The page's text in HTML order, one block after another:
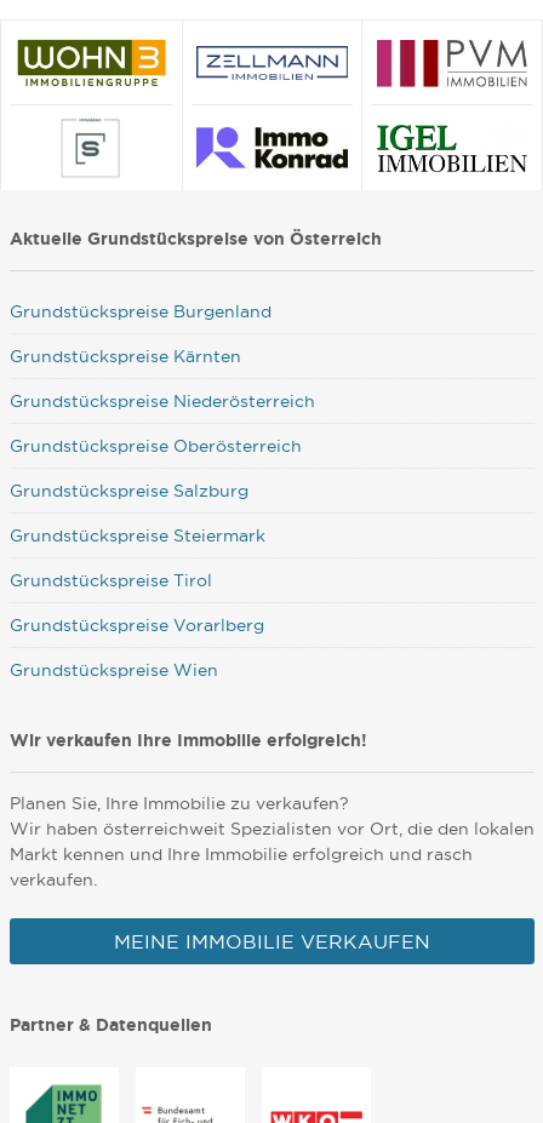
Aktuelle Grundstückspreise von Österreich
Grundstückspreise Burgenland
Grundstückspreise Kärnten
Grundstückspreise Niederösterreich
Grundstückspreise Oberösterreich
Grundstückspreise Salzburg
Grundstückspreise Steiermark
Grundstückspreise Tirol
Grundstückspreise Vorarlberg
Grundstückspreise Wien
Wir verkaufen Ihre Immobilie erfolgreich!
Planen Sie, Ihre Immobilie zu verkaufen?
Wir haben österreichweit Spezialisten vor Ort, die den lokalen
Markt kennen und Ihre Immobilie erfolgreich und rasch
verkaufen.
MEINE IMMOBILIE VERKAUFEN
Partner & Datenquellen